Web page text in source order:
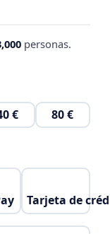
personas.
€ 80 €
Tarjeta de